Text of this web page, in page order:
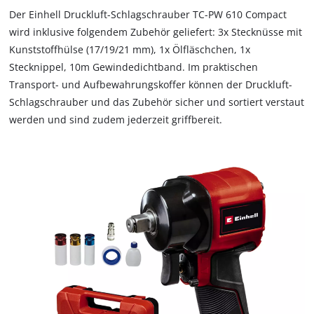
Der Einhell Druckluft-Schlagschrauber TC-PW 610 Compact
wird inklusive folgendem Zubehör geliefert: 3x Stecknüsse mit
Kunststoffhülse (17/19/21 mm), 1x Ölfläschchen, 1x
Stecknippel, 10m Gewindedichtband. Im praktischen
Transport- und Aufbewahrungskoffer können der Druckluft-
Schlagschrauber und das Zubehör sicher und sortiert verstaut
werden und sind zudem jederzeit griffbereit.